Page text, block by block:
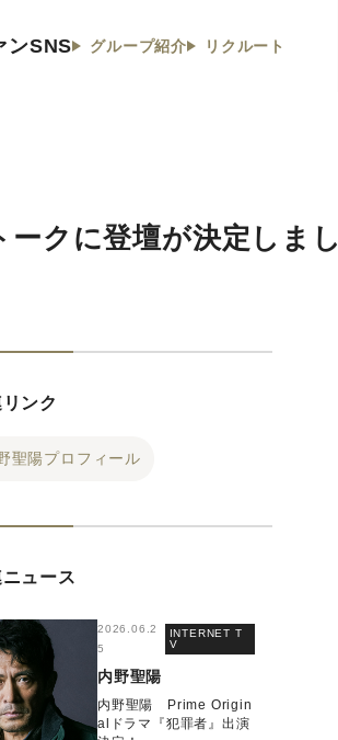
ンSNS グループ紹介 リクルート
クに登壇が決定しまし
ンク
聖陽プロフィール
ニュース
2026.06.2
5
INTERNET T
V
内野聖陽
内野聖陽 Prime Origin
alドラマ『犯罪者』出演